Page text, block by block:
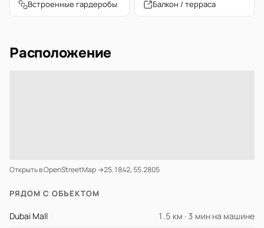
Встроенные гардеробы Балкон / терраса
Расположение
Открыть в OpenStreetMap →25.1842, 55.2805
РЯДОМ С ОБЪЕКТОМ
Dubai Mall 1.5 км · 3 мин на машине